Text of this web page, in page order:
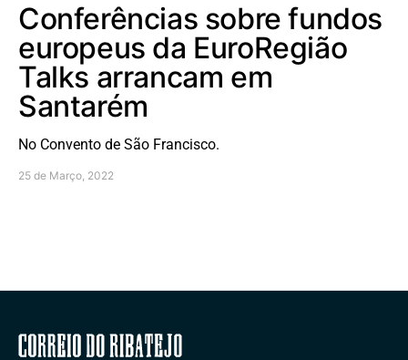
Conferências sobre fundos
europeus da EuroRegião
Talks arrancam em
Santarém
No Convento de São Francisco.
25 de Março, 2022
Correio do Ribatejo